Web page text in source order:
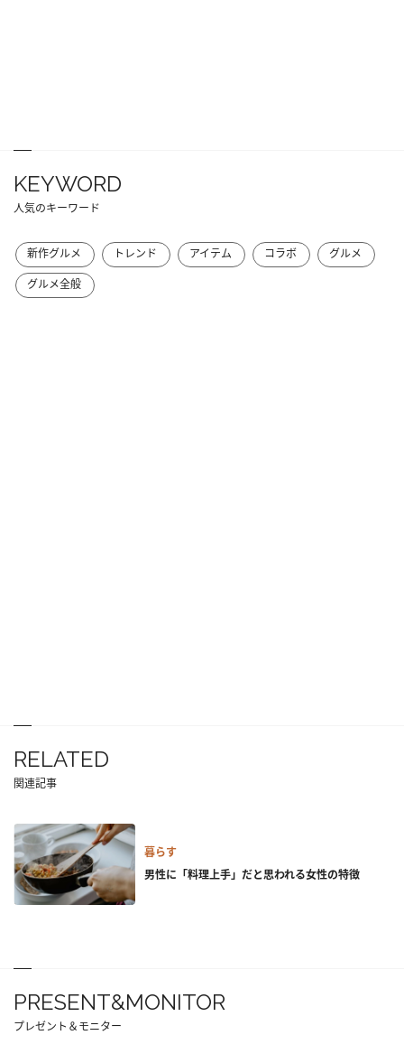
KEYWORD
人気のキーワード
新作グルメ トレンド アイテム コラボ
グルメ
グルメ全般
RELATED
関連記事
暮らす
男性に「料理上手」だと思われる女性の特徴
PRESENT&MONITOR
プレゼント＆モニター